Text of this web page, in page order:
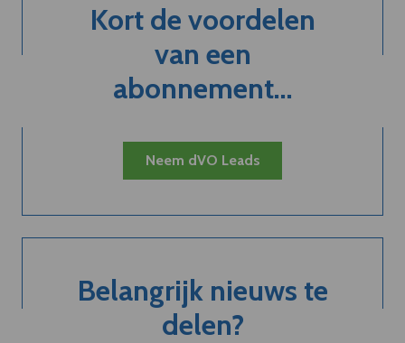
Kort de voordelen
van een
abonnement...
Neem dVO Leads
Belangrijk nieuws te
delen?